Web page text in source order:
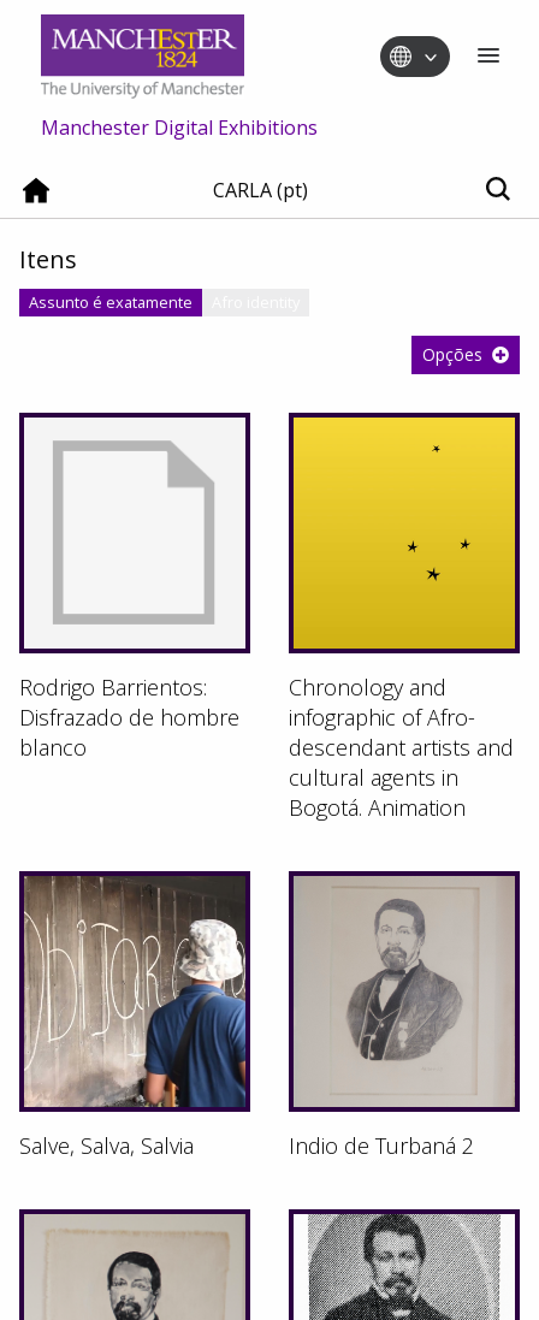
Manchester Digital Exhibitions
CARLA (pt)
Itens
Assunto é exatamente
Opções
Rodrigo Barrientos:
Disfrazado de hombre
blanco
Chronology and
infographic of Afro-
descendant artists and
cultural agents in
Bogotá. Animation
Salve, Salva, Salvia Indio de Turbaná 2